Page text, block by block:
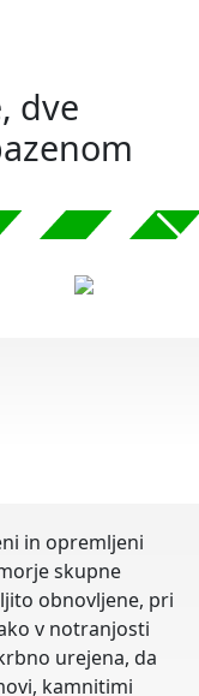
dve
in opremljeni
skupne
obnovljene, pri
v notranjosti
urejena, da
kamnitimi